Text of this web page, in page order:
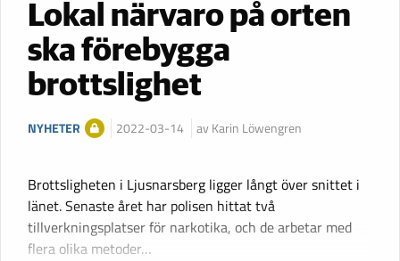
Lokal närvaro på orten
ska förebygga
brottslighet
NYHETER 2022-03-14 av Karin Löwengren
Brottsligheten i Ljusnarsberg ligger långt över snittet i
länet. Senaste året har polisen hittat två
tillverkningsplatser för narkotika, och de arbetar med
flera olika metoder…